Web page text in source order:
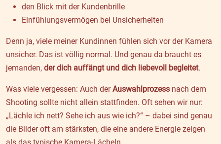
den Blick mit der Kundenbrille
Einfühlungsvermögen bei Unsicherheiten
Denn ja, viele meiner Kundinnen fühlen sich vor der Kamera
unsicher. Das ist völlig normal. Und genau da braucht es
jemanden, der dich auffängt und dich liebevoll begleitet.
Was viele vergessen: Auch derAuswahlprozess nach dem
Shooting sollte nicht allein stattfinden. Oft sehen wir nur:
„Lächle ich nett? Sehe ich aus wie ich?“ – dabei sind genau
die Bilder oft am stärksten, die eine andere Energie zeigen